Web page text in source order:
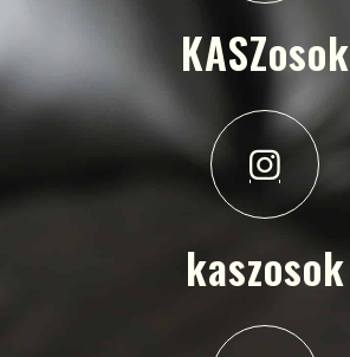
KASZosok
kaszosok